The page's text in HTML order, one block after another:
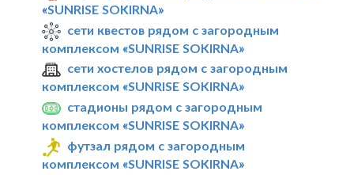
«SUNRISE SOKIRNA»
сети квестов рядом с загородным
комплексом «SUNRISE SOKIRNA»
сети хостелов рядом с загородным
комплексом «SUNRISE SOKIRNA»
стадионы рядом с загородным
комплексом «SUNRISE SOKIRNA»
футзал рядом с загородным
комплексом «SUNRISE SOKIRNA»